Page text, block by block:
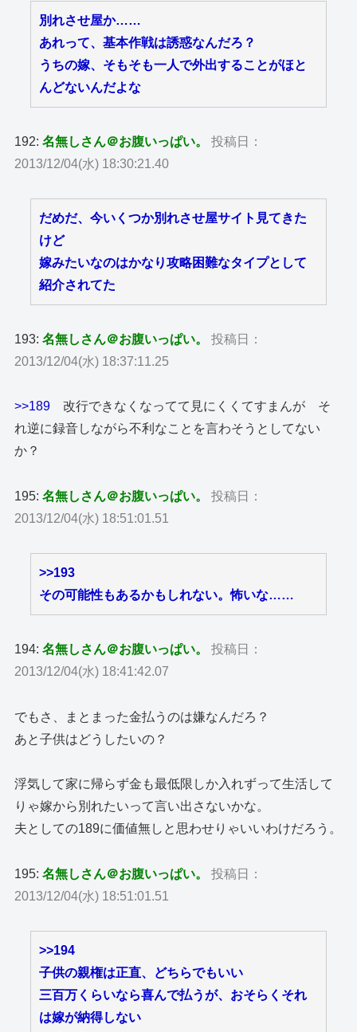
別れさせ屋か……
あれって、基本作戦は誘惑なんだろ？
うちの嫁、そもそも一人で外出することがほと
んどないんだよな
192:名無しさん＠お腹いっぱい。
投稿日：
2013/12/04(水) 18:30:21.40
だめだ、今いくつか別れさせ屋サイト見てきた
けど
嫁みたいなのはかなり攻略困難なタイプとして
紹介されてた
193:名無しさん＠お腹いっぱい。
投稿日：
2013/12/04(水) 18:37:11.25
>>189 改行できなくなってて見にくくてすまんが そ
れ逆に録音しながら不利なことを言わそうとしてない
か？
195:名無しさん＠お腹いっぱい。
投稿日：
2013/12/04(水) 18:51:01.51
>>193
その可能性もあるかもしれない。怖いな……
194:名無しさん＠お腹いっぱい。
投稿日：
2013/12/04(水) 18:41:42.07
でもさ、まとまった金払うのは嫌なんだろ？
あと子供はどうしたいの？
浮気して家に帰らず金も最低限しか入れずって生活して
りゃ嫁から別れたいって言い出さないかな。
夫としての189に価値無しと思わせりゃいいわけだろう。
195:名無しさん＠お腹いっぱい。
投稿日：
2013/12/04(水) 18:51:01.51
>>194
子供の親権は正直、どちらでもいい
三百万くらいなら喜んで払うが、おそらくそれ
は嫁が納得しない